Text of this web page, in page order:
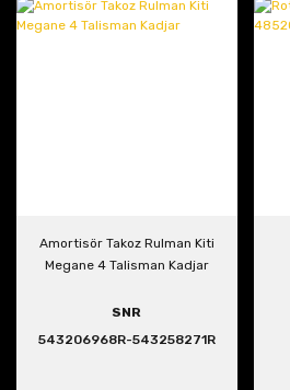
Amortisör Takoz Rulman Kiti
Megane 4 Talisman Kadjar
SNR
543206968R-543258271R